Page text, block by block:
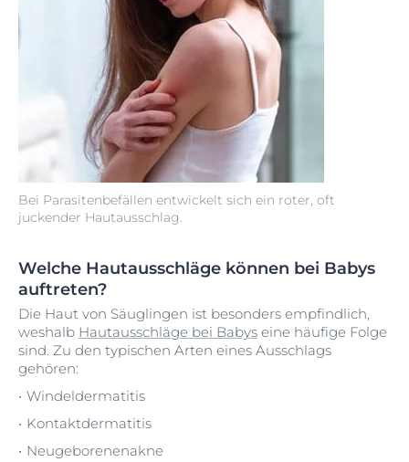
Bei Parasitenbefällen entwickelt sich ein roter, oft
juckender Hautausschlag.
Welche Hautausschläge können bei Babys
auftreten?
Die Haut von Säuglingen ist besonders empfindlich,
weshalb Hautausschläge bei Babys eine häufige Folge
sind. Zu den typischen Arten eines Ausschlags
gehören:
Windeldermatitis
Kontaktdermatitis
Neugeborenenakne